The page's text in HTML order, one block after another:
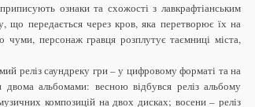
ознаки та схожості з лавкрафтіанським
передається через кров, яка перетворює їх на
персонаж гравця розплутує таємниці міста,
реліз саундреку гри – у цифровому форматі та на
альбомами: весною відбувся реліз альбому
композицій на двох дисках; восени – реліз